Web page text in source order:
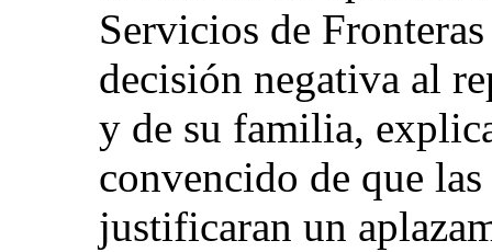
Servicios de
decisión negativa al
y de su familia,
convencido de que
justificaran un